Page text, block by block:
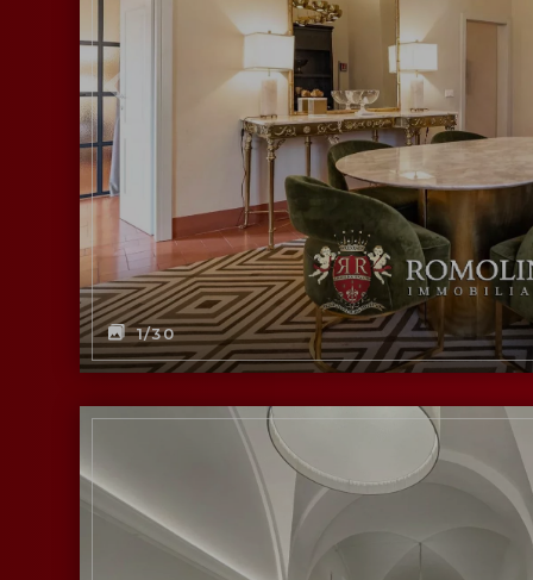
1/30